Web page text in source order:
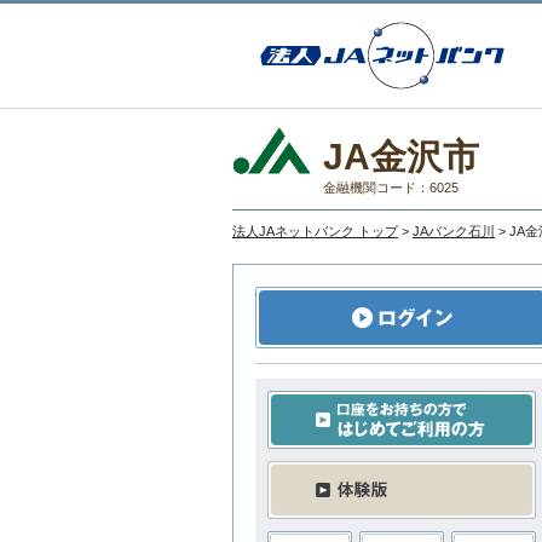
JA金沢市
金融機関コード：6025
法人JAネットバンク トップ > JAバンク石川 > JA